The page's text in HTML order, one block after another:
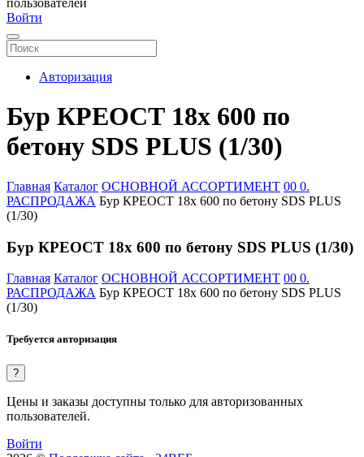
пользователей
Войти
Авторизация
Бур КРЕОСТ 18х 600 по
бетону SDS PLUS (1/30)
Главная Каталог ОСНОВНОЙ АССОРТИМЕНТ 00 0.
РАСПРОДАЖА Бур КРЕОСТ 18х 600 по бетону SDS PLUS
(1/30)
Бур КРЕОСТ 18х 600 по бетону SDS PLUS (1/30)
Главная Каталог ОСНОВНОЙ АССОРТИМЕНТ 00 0.
РАСПРОДАЖА Бур КРЕОСТ 18х 600 по бетону SDS PLUS
(1/30)
Требуется авторизация
?
Цены и заказы доступны только для авторизованных
пользователей.
Войти